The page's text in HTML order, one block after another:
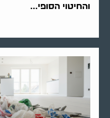
והחיטוי הסופי...